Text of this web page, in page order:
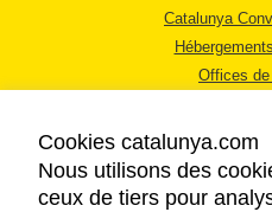
Catalunya
Offices
Cookies catalunya.com
Nous utilisons des
ceux de tiers pour